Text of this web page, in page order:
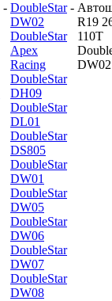
- DoubleStar
DW02
DoubleStar
Apex
Racing
DoubleStar
DH09
DoubleStar
DL01
DoubleStar
DS805
DoubleStar
DW01
DoubleStar
DW05
DoubleStar
DW06
DoubleStar
DW07
DoubleStar
DW08
-
R19
110T
DW02